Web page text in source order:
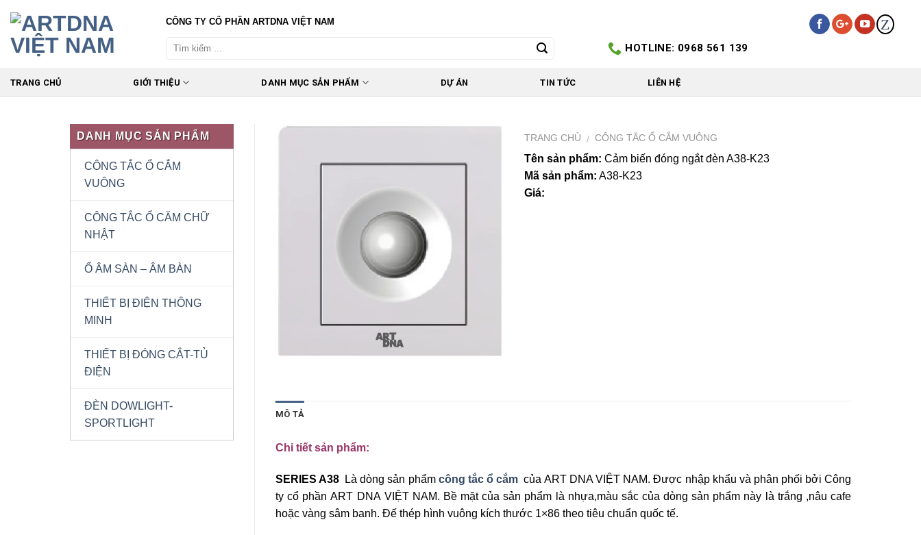
content
CÔNG TY CỔ PHẦN ARTDNA VIỆT NAM
HOTLINE: 0968 561 139
Z
TRANG CHỦ GIỚI THIỆU DANH MỤC SẢN PHẨM DỰ ÁN TIN TỨC LIÊN HỆ
TRANG CHỦ / CÔNG TĂC Ổ CẮM VUÔNG
Tên sản phẩm: Cảm biến đóng ngắt đèn A38-K23
Mã sản phẩm: A38-K23
Giá:
MÔ TẢ
Chi tiết sản phẩm:
SERIES A38 Là dòng sản phẩm công tắc ổ cắm của ART DNA VIỆT NAM. Được nhập khẩu và phân phối bởi Công
ty cổ phần ART DNA VIỆT NAM. Bề mặt của sản phẩm là nhựa,màu sắc của dòng sản phẩm này là trắng ,nâu cafe
hoặc vàng sâm banh. Đế thép hình vuông kích thước 1×86 theo tiêu chuẩn quốc tế.
DANH MỤC SẢN PHẨM
CÔNG TẮC Ổ CẮM
VUÔNG
CÔNG TẮC Ổ CĂM CHỮ
NHẬT
Ổ ÂM SÀN – ÂM BÀN
THIẾT BỊ ĐIỆN THÔNG
MINH
THIẾT BỊ ĐÓNG CẮT-TỦ
ĐIỆN
ĐÈN DOWLIGHT-
SPORTLIGHT